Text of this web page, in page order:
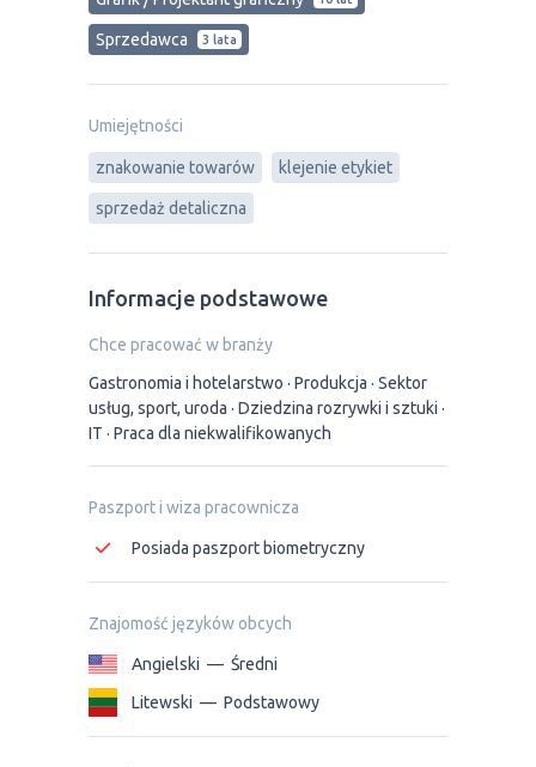
Sprzedawca 3 lata
Umiejętności
znakowanie towarów klejenie etykiet
sprzedaż detaliczna
Informacje podstawowe
Chce pracować w branży
Gastronomia i hotelarstwo
Produkcja
Sektor
usług, sport, uroda
Dziedzina rozrywki i sztuki
IT
Praca dla niekwalifikowanych
Paszport i wiza pracownicza
Posiada paszport biometryczny
Znajomość języków obcych
Angielski — Średni
Litewski — Podstawowy